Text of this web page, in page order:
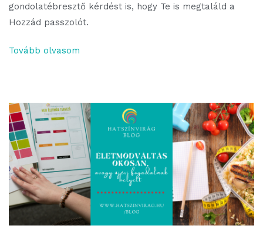
gondolatébresztő kérdést is, hogy Te is megtaláld a
Hozzád passzolót.
Tovább olvasom